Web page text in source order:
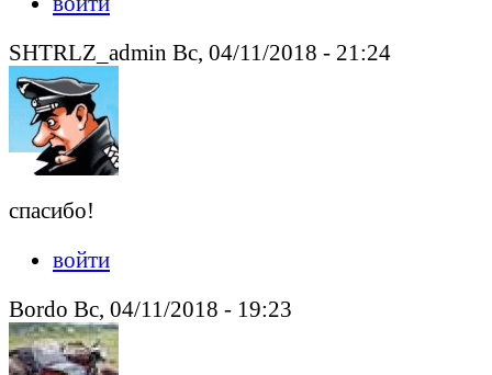
SHTRLZ_admin Вс, 04/11/2018 - 21:24
спасибо!
войти
Bordo Вс, 04/11/2018 - 19:23